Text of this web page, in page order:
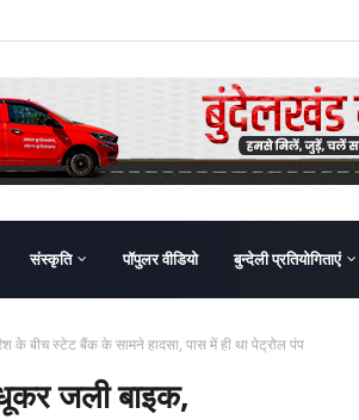
संस्कृति पॉपुलर वीडियो बुन्देली प्रतियोगिताएं
के बीच स्टेट बैंक के सामने हादसा, पास में ही था पेट्रोल पंप
जली बाइक,